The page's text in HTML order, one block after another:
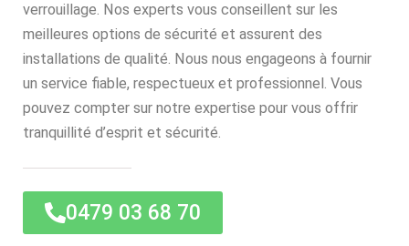
verrouillage. Nos experts vous conseillent sur les
meilleures options de sécurité et assurent des
installations de qualité. Nous nous engageons à fournir
un service fiable, respectueux et professionnel. Vous
pouvez compter sur notre expertise pour vous offrir
tranquillité d’esprit et sécurité.
0479 03 68 70